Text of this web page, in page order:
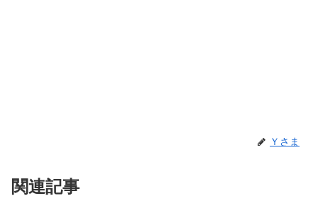
Ｙさま
関連記事